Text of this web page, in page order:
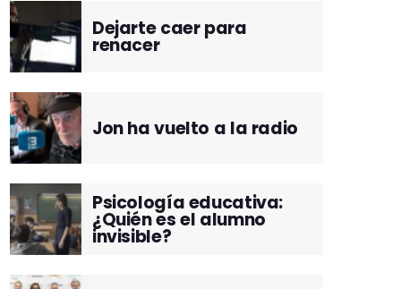
Dejarte caer para
renacer
Jon ha vuelto a la radio
Psicología educativa:
¿Quién es el alumno
invisible?